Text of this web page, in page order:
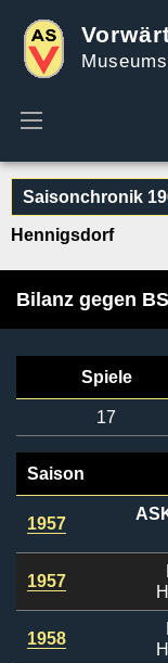
Saisonchronik
Hennigsdorf
Bilanz gegen
Spiele
17
Saison
1957
1957
1958